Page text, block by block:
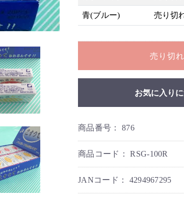
青(ブルー) 売り切
売り切れ
お気に入り
商品番号： 876
商品コード：RSG-100R
JANコード： 4294967295